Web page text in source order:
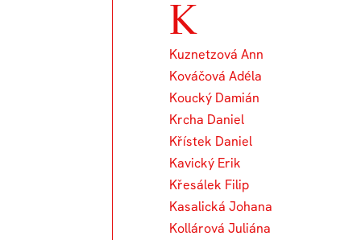
K
Kuznetzová Ann
Kováčová Adéla
Koucký Damián
Krcha Daniel
Křístek Daniel
Kavický Erik
Křesálek Filip
Kasalická Johana
Kollárová Juliána